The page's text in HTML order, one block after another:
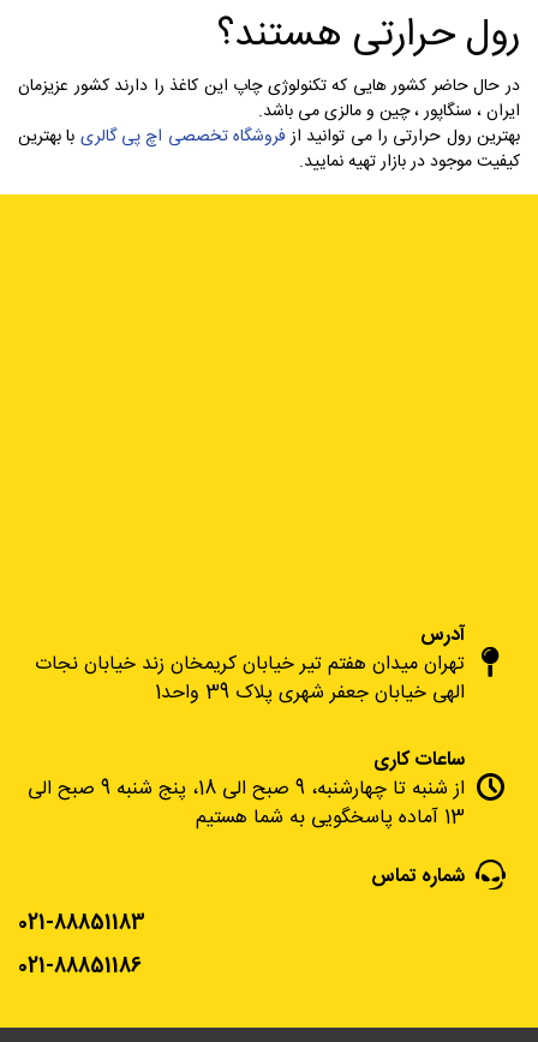
رول حرارتی هستند؟
در حال حاضر کشور هایی که تکنولوژی چاپ این کاغذ را دارند کشور عزیزمان
ایران ، سنگاپور ، چین و مالزی می باشد.
بهترین رول حرارتی را می توانید از فروشگاه تخصصی اچ پی گالری با بهترین
کیفیت موجود در بازار تهیه نمایید.
آدرس
تهران میدان هفتم تیر خیابان کریمخان زند خیابان نجات
الهی خیابان جعفر شهری پلاک 39 واحد1
ساعات کاری
از شنبه تا چهارشنبه، 9 صبح الی 18، پنج شنبه 9 صبح الی
13 آماده پاسخگویی به شما هستیم
شماره تماس
021-88851183
021-88851186